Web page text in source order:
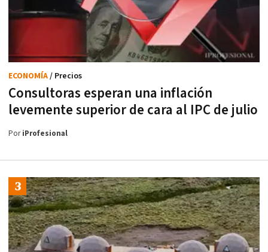
Consultoras esperan una inflación
levemente superior de cara al IPC de julio
ECONOMÍA/ Precios
PoriProfesional